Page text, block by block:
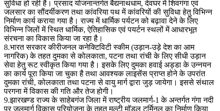
सुविधा हो रही है। प्रसाद योजनान्तर्गत बैद्यनाथधाम, देवघर में शिवगंगा एवं
जलसार का सौंदर्यीकरण तथा कांवरिया पथ में कांवरियों की सुविधा हेतु विभिन्न
निर्माण कार्य कराया गया है। राज्य में धार्मिक पर्यटन को बढ़ावा देने के लिए
विभिन्न जिलों में स्थित धार्मिक, ऐतिहासिक एवं पयर्टन स्थलों में आधारभूत
संरचना का विकास किया जा रहा है।
8.भारत सरकार कीरीजनल कनेक्टिविटी स्कीम (उड़ान-उड़े देश का आम
नागरिक) के तहत दुमका से कोलकाता, पटना तथा रांची के लिए सीधी उड़ान
सेवा हेतु रूट स्वीकृत किया गया है। इसके लिए दुमका हवाई अड्डा के उन्नयन
का कार्य पूरा किया जा चुका है तथा आवश्यक लाइसेंस प्राप्त होने के उपरांत
दुमका रांची, कोलकाता तथा पटना से वायु मार्ग द्वारा जुड़ जायेगा। इससे संथाल
परगना में विकास की गति और तेज होगी।
9.झारखण्ड राज्य के साहेबगंज जिला में राष्ट्रीय जलमार्ग-1 के अन्तर्गत गंगा नदी
पर जलमार्ग विकास परियोजना के तहत मल्टी मॉडल टर्मिनल का निर्माण किया